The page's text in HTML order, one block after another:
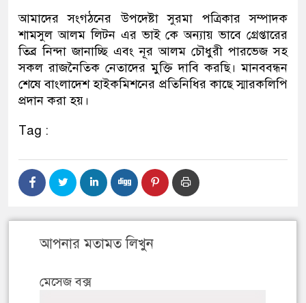
আমাদের সংগঠনের উপদেষ্টা সুরমা পত্রিকার সম্পাদক
শামসুল আলম লিটন এর ভাই কে অন্যায় ভাবে গ্রেপ্তারের
তিব্র নিন্দা জানাচ্ছি এবং নূর আলম চৌধুরী পারভেজ সহ
সকল রাজনৈতিক নেতাদের মুক্তি দাবি করছি। মানববন্ধন
শেষে বাংলাদেশ হাইকমিশনের প্রতিনিধির কাছে স্মারকলিপি
প্রদান করা হয়।
Tag :
আপনার মতামত লিখুন
মেসেজ বক্স